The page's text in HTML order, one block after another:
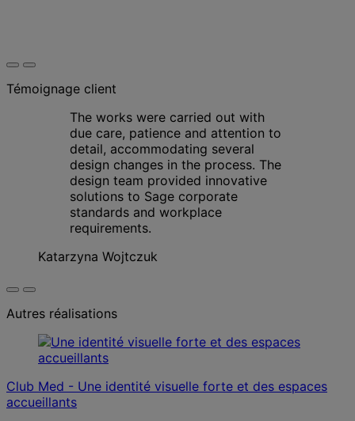
Témoignage client
The works were carried out with
due care, patience and attention to
detail, accommodating several
design changes in the process. The
design team provided innovative
solutions to Sage corporate
standards and workplace
requirements.
Katarzyna Wojtczuk
Autres réalisations
Club Med - Une identité visuelle forte et des espaces
accueillants